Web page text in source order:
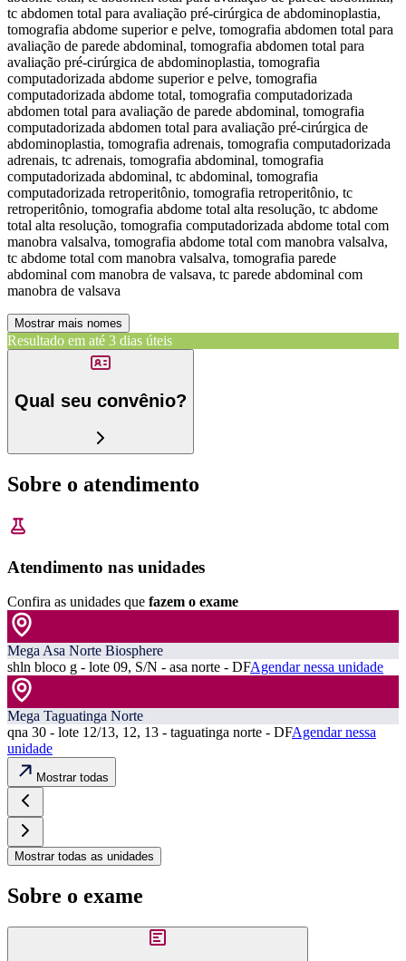
tc abdomen total para avaliação pré-cirúrgica de abdominoplastia,
tomografia abdome superior e pelve, tomografia abdomen total para
avaliação de parede abdominal, tomografia abdomen total para
avaliação pré-cirúrgica de abdominoplastia, tomografia
computadorizada abdome superior e pelve, tomografia
computadorizada abdome total, tomografia computadorizada
abdomen total para avaliação de parede abdominal, tomografia
computadorizada abdomen total para avaliação pré-cirúrgica de
abdominoplastia, tomografia adrenais, tomografia computadorizada
adrenais, tc adrenais, tomografia abdominal, tomografia
computadorizada abdominal, tc abdominal, tomografia
computadorizada retroperitônio, tomografia retroperitônio, tc
retroperitônio, tomografia abdome total alta resolução, tc abdome
total alta resolução, tomografia computadorizada abdome total com
manobra valsalva, tomografia abdome total com manobra valsalva,
tc abdome total com manobra valsalva, tomografia parede
abdominal com manobra de valsava, tc parede abdominal com
manobra de valsava
Mostrar mais nomes
Resultado em até 3 dias úteis
Qual seu convênio?
Sobre o atendimento
Atendimento nas unidades
Confira as unidades que fazem o exame
Mega Asa Norte Biosphere
shln bloco g - lote 09, S/N - asa norte - DFAgendar nessa unidade
Mega Taguatinga Norte
qna 30 - lote 12/13, 12, 13 - taguatinga norte - DFAgendar nessa
unidade
Mostrar todas
Mostrar todas as unidades
Sobre o exame